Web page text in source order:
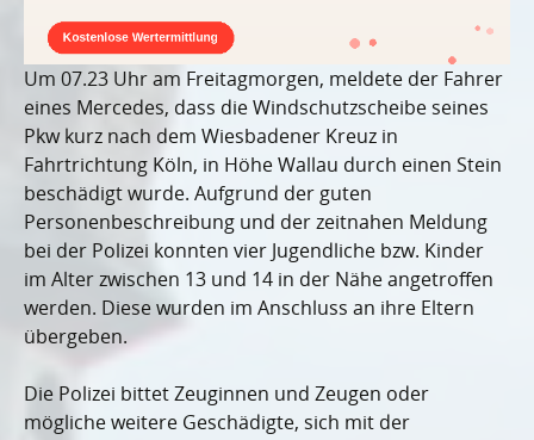
Um 07.23 Uhr am Freitagmorgen, meldete der Fahrer
eines Mercedes, dass die Windschutzscheibe seines
Pkw kurz nach dem Wiesbadener Kreuz in
Fahrtrichtung Köln, in Höhe Wallau durch einen Stein
beschädigt wurde. Aufgrund der guten
Personenbeschreibung und der zeitnahen Meldung
bei der Polizei konnten vier Jugendliche bzw. Kinder
im Alter zwischen 13 und 14 in der Nähe angetroffen
werden. Diese wurden im Anschluss an ihre Eltern
übergeben.
Die Polizei bittet Zeuginnen und Zeugen oder
mögliche weitere Geschädigte, sich mit der